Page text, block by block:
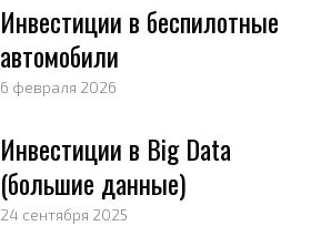
Инвестиции в беспилотные
автомобили
6 февраля 2026
Инвестиции в Big Data
(большие данные)
24 сентября 2025